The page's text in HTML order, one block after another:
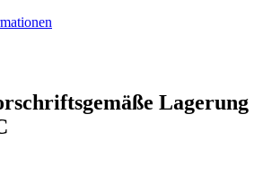
Lagerung